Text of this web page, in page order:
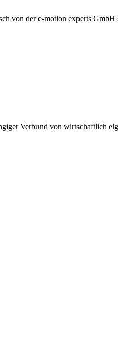
von der e-motion experts
Verbund von wirtschaftlich